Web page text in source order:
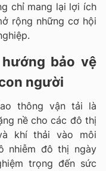
chỉ mang lại lợi ích
rộng những cơ hội
bảo vệ
người
thông vận tải là
nề cho các đô thị
khí thải vào môi
nhiễm đô thị ngày
trọng đến sức